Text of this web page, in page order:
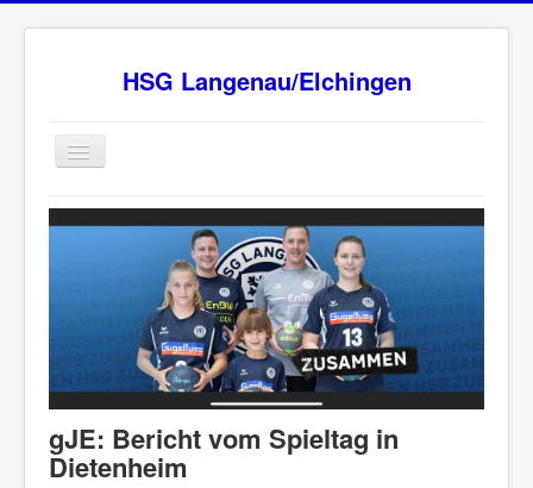
HSG Langenau/Elchingen
Home
BW Oberliga Staffel 2
Sponsoren
HSG - Fanshop
News
Ansprechpartner
gJE: Bericht vom Spieltag in
Dietenheim